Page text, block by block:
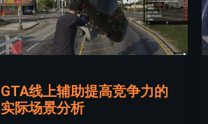
GTA线上辅助提高竞争力的
实际场景分析